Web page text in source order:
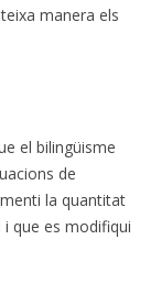
manera els
el bilingüisme
de
la quantitat
i que es modifiqui